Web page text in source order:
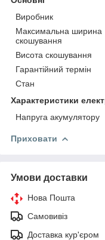
Виробник
Максимальна ширина
скошування
Висота скошування
Гарантійний термін
Стан
Характеристики
Напруга акумулятору
Приховати
Умови доставки
Нова Пошта
Самовивіз
Доставка кур'єром